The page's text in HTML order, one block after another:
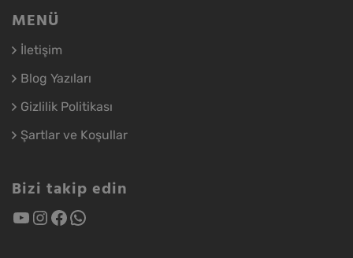
MENÜ
İletişim
Blog Yazıları
Gizlilik Politikası
Şartlar ve Koşullar
Bizi takip edin
YouTube
Instagram
Facebook
WhatsApp